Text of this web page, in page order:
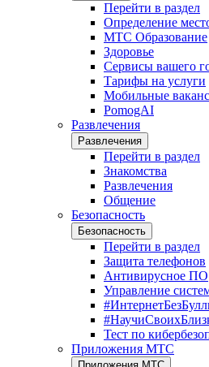
Перейти в раздел
Определение
МТС Образование
Здоровье
Сервисы вашего
Тарифы на услуги
Мобильные
PomogAI
Развлечения
Развлечения
Перейти в раздел
Знакомства
Развлечения
Общение
Безопасность
Безопасность
Перейти в раздел
Защита телефонов
Антивирусное ПО
Управление
Тест по
Приложения МТС